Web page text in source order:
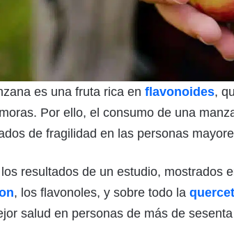
es una fruta rica en flavonoides,
Por ello, el consumo de una
de fragilidad en las personas
resultados de un estudio, mostrados
, los flavonoles, y sobre todo la
salud en personas de más de